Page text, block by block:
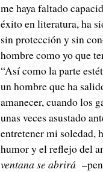
me haya faltado
éxito en literatura, ha
sin protección y sin
hombre como yo que
“Así como la parte
un hombre que ha
amanecer, cuando los
unas veces asustado
entretener mi soledad,
humor y el reflejo del
ventana se abrirá